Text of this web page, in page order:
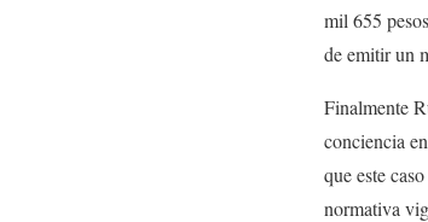
mil 655
de emitir un
Finalmente
conciencia
que este
normativa